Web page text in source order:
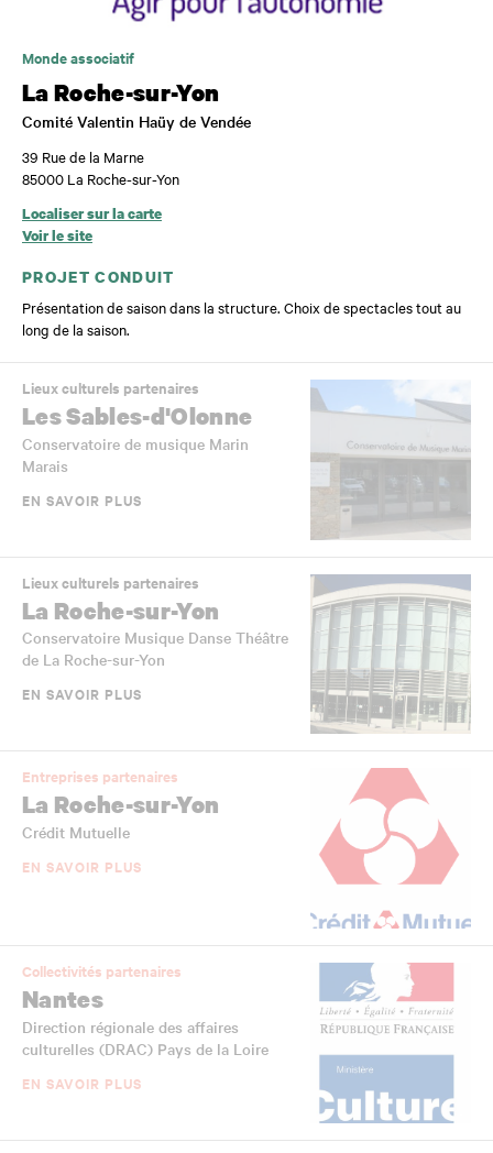
Monde associatif
La Roche-sur-Yon
Comité Valentin Haüy de Vendée
39 Rue de la Marne
85000 La Roche-sur-Yon
Localiser sur la carte
Voir le site
PROJET CONDUIT
Présentation de saison dans la structure. Choix de spectacles tout au
long de la saison.
Lieux culturels partenaires
Les Sables-d'Olonne
Conservatoire de musique Marin
Marais
EN SAVOIR PLUS
Lieux culturels partenaires
La Roche-sur-Yon
Conservatoire Musique Danse Théâtre
de La Roche-sur-Yon
EN SAVOIR PLUS
Entreprises partenaires
La Roche-sur-Yon
Crédit Mutuelle
EN SAVOIR PLUS
Collectivités partenaires
Nantes
Direction régionale des affaires
culturelles (DRAC) Pays de la Loire
EN SAVOIR PLUS